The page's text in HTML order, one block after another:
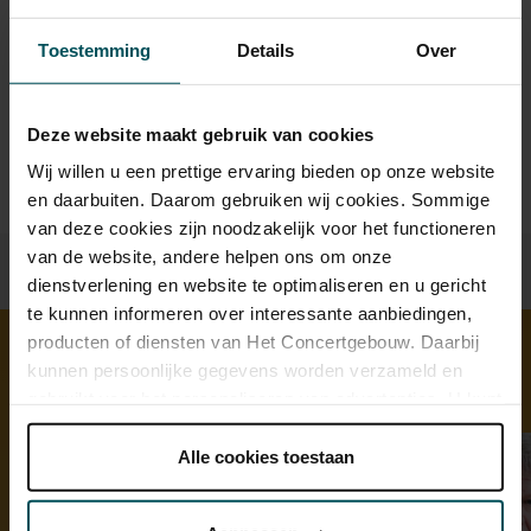
Toestemming Details Over
Deze website maakt gebruik van cookies
Wij willen u een prettige ervaring bieden op onze website
en daarbuiten. Daarom gebruiken wij cookies. Sommige
van deze cookies zijn noodzakelijk voor het functioneren
van de website, andere helpen ons om onze
dienstverlening en website te optimaliseren en u gericht
te kunnen informeren over interessante aanbiedingen,
producten of diensten van Het Concertgebouw. Daarbij
kunnen persoonlijke gegevens worden verzameld en
onder 'aanpassen' zelf welke cookies wij mogen
Lees onze cookieverklaring hier. Lees onze
Alle cookies toestaan
kassa@concertgebouw.nl of bel de Concertgebouwlijn op